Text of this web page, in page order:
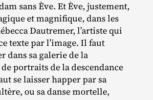
sans Ève. Et Ève, justement,
et magnifique, dans les
Dautremer, l’artiste qui
texte par l’image. Il faut
dans sa galerie de la
portraits de la descendance
se laisser happer par sa
ou sa danse mortelle,